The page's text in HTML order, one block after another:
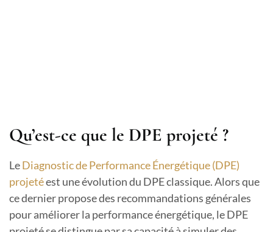
Qu’est-ce que le DPE projeté ?
LeDiagnostic de Performance Énergétique (DPE)
projetéest une évolution du DPE classique. Alors que
ce dernier propose des recommandations générales
pour améliorer la performance énergétique, le DPE